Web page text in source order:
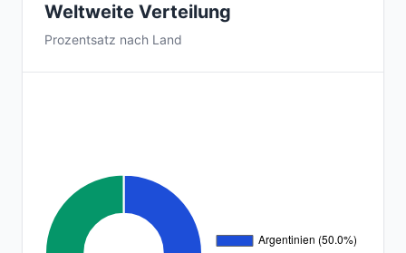
Weltweite Verteilung
Prozentsatz nach Land